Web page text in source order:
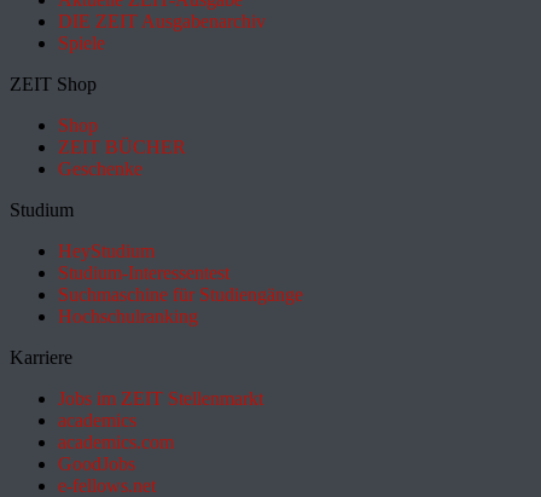
DIE ZEIT Ausgabenarchiv
Spiele
ZEIT Shop
Shop
ZEIT BÜCHER
Geschenke
Studium
HeyStudium
Studium-Interessentest
Suchmaschine für Studiengänge
Hochschulranking
Karriere
Jobs im ZEIT Stellenmarkt
academics
academics.com
GoodJobs
e-fellows.net